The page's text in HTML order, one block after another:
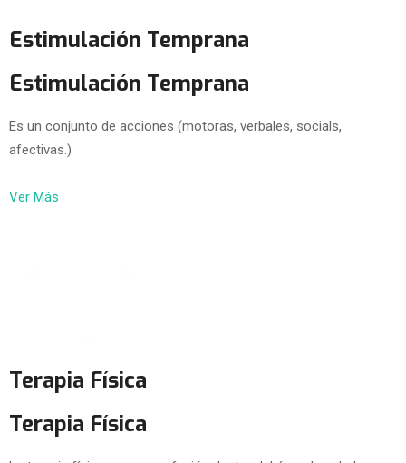
Estimulación Temprana
Estimulación Temprana
Es un conjunto de acciones (motoras, verbales, socials,
afectivas.)
Ver Más
Terapia Física
Terapia Física